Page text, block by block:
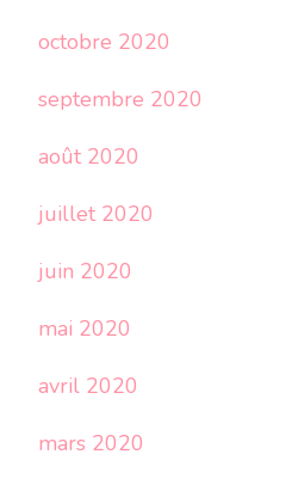
octobre 2020
septembre 2020
août 2020
juillet 2020
juin 2020
mai 2020
avril 2020
mars 2020